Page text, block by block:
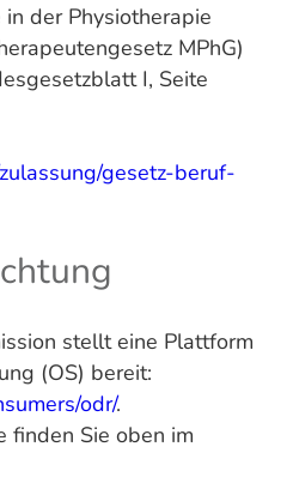
der Physiotherapie
MPhG)
I, Seite
gesetz-beruf-
stellt eine Plattform
(OS) bereit:
odr/.
finden Sie oben im